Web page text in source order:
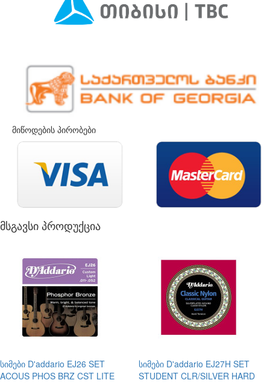
მიწოდების პირობები
მსგავსი პროდუქცია
სიმები D'addario EJ26 SET
ACOUS PHOS BRZ CST LITE
სიმები D'addario EJ27H SET
STUDENT CLR/SILVER HARD